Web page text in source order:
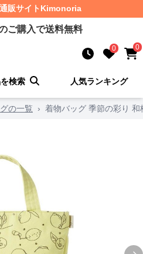
販サイト Kimonoria
ご購入で送料無料
0 0
検索 人気ランキング
の一覧 › 着物バッグ 季節の彩り 和